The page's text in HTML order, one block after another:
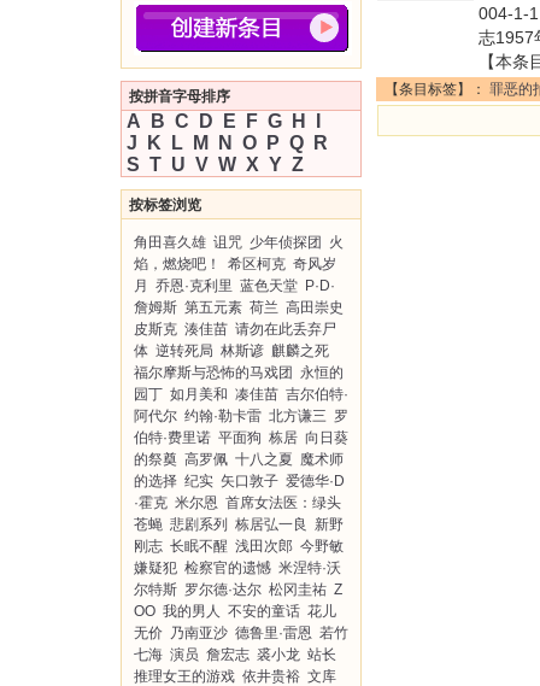
按拼音字母排序
A B C D E F G H
J
K L M N O P Q
R
S T U V W X Y Z
按标签浏览
角田喜久雄 诅咒 少年侦探团
火
焰，燃烧吧！
希区柯克 奇风岁
月
乔恩·克利里 蓝色天堂 P·D·
詹姆斯 第五元素 荷兰 高田崇史
皮斯克 湊佳苗 请勿在此丢弃尸
体 逆转死局 林斯谚 麒麟之死
福尔摩斯与恐怖的马戏团
永恒的
园丁 如月美和 凑佳苗 吉尔伯特·
阿代尔 约翰·勒卡雷 北方谦三 罗
伯特·费里诺 平面狗 栋居 向日葵
的祭奠 高罗佩 十八之夏 魔术师
的选择 纪实 矢口敦子 爱德华·D
·霍克 米尔恩 首席女法医：绿头
苍蝇 悲剧系列 栋居弘一良
新野
刚志 长眠不醒 浅田次郎 今野敏
嫌疑犯 检察官的遗憾 米涅特·沃
尔特斯 罗尔德·达尔 松冈圭祐 Z
OO 我的男人 不安的童话 花儿
无价 乃南亚沙 德鲁里·雷恩 若竹
七海 演员 詹宏志 裘小龙 站长
推理女王的游戏 依井贵裕 文库
004-1-
志1957
【本条
【条目标签】： 罪恶的